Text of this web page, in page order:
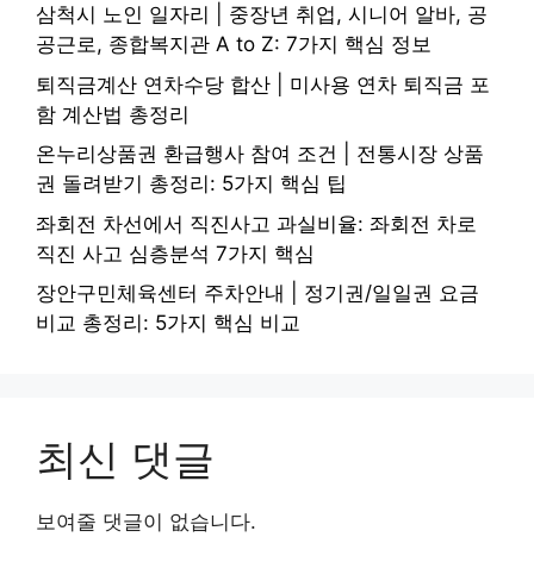
삼척시 노인 일자리 | 중장년 취업, 시니어 알바, 공
공근로, 종합복지관 A to Z: 7가지 핵심 정보
퇴직금계산 연차수당 합산 | 미사용 연차 퇴직금 포
함 계산법 총정리
온누리상품권 환급행사 참여 조건 | 전통시장 상품
권 돌려받기 총정리: 5가지 핵심 팁
좌회전 차선에서 직진사고 과실비율: 좌회전 차로
직진 사고 심층분석 7가지 핵심
장안구민체육센터 주차안내 | 정기권/일일권 요금
비교 총정리: 5가지 핵심 비교
최신 댓글
보여줄 댓글이 없습니다.